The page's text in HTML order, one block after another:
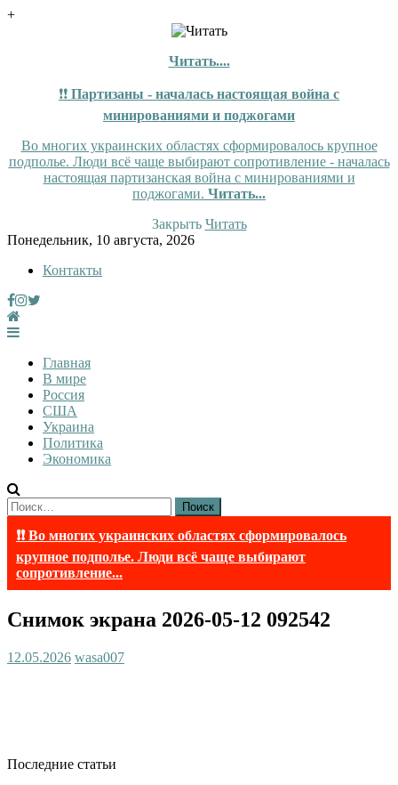
+
Читать....
❗❗ Партизаны - началась настоящая война с
минированиями и поджогами
Во многих украинских областях сформировалось крупное
подполье. Люди всё чаще выбирают сопротивление - началась
настоящая партизанская война с минированиями и
поджогами. Читать...
Закрыть Читать
Skip
content
Понедельник, 10 августа, 2026
Контакты
InfoRuss
InfoRuss — Новости
Главная
В мире
Россия
США
Украина
Политика
Экономика
Найти:
❗❗ Во многих украинских областях сформировалось
крупное подполье. Люди всё чаще выбирают
сопротивление...
Снимок экрана 2026-05-12 092542
12.05.2026 wasa007
Последние статьи